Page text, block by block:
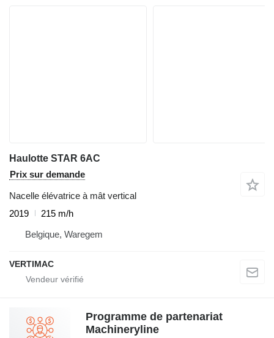
Haulotte STAR 6AC
Prix sur demande
Nacelle élévatrice à mât vertical
2019
215 m/h
Belgique, Waregem
VERTIMAC
Programme de partenariat
Machineryline